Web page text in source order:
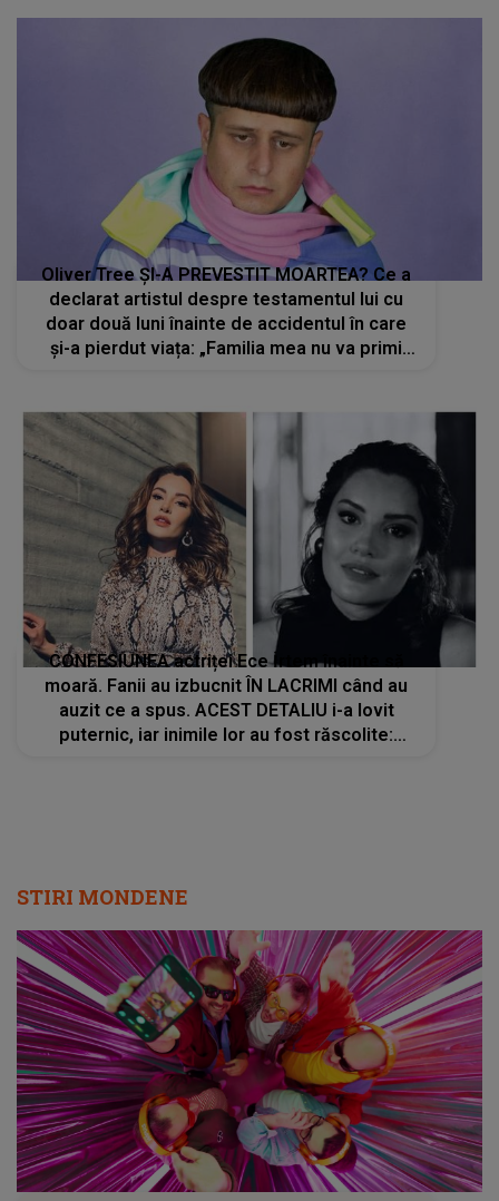
Oliver Tree ȘI-A PREVESTIT MOARTEA? Ce a
declarat artistul despre testamentul lui cu
doar două luni înainte de accidentul în care
și-a pierdut viața: „Familia mea nu va primi
CONFESIUNEA actriței Ece İrtem înainte să
moară. Fanii au izbucnit ÎN LACRIMI când au
auzit ce a spus. ACEST DETALIU i-a lovit
puternic, iar inimile lor au fost răscolite:
STIRI MONDENE